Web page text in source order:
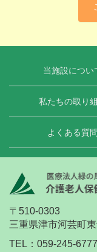
当施設につい
私たちの取り
よくある質問
〒510-0303
三重県津市河芸町
TEL：059-245-